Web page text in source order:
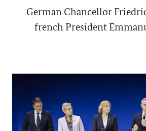
German Chancellor
french President